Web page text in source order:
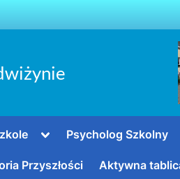
TogglePsycholog Szkolny
Przyszłości Aktywna